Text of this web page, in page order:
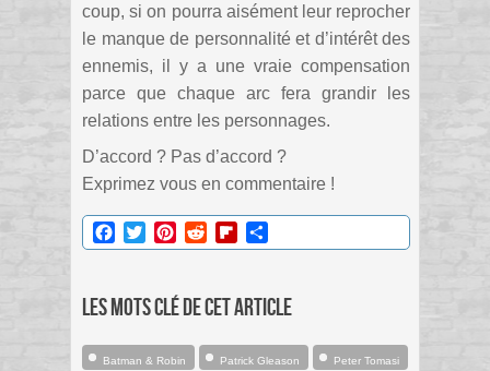
coup, si on pourra aisément leur reprocher
le manque de personnalité et d’intérêt des
ennemis, il y a une vraie compensation
parce que chaque arc fera grandir les
relations entre les personnages.
D’accord ? Pas d’accord ?
Exprimez vous en commentaire !
Facebook
TwitterPinterestRedditFlipboard
Les mots clé de cet article
Batman & Robin Patrick Gleason Peter Tomasi